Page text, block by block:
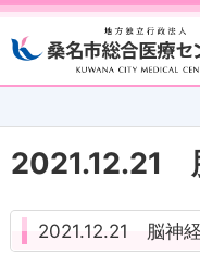
2021.12.21
2021.12.21 脳神